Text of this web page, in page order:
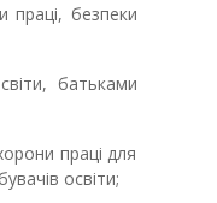
праці, безпеки
батьками
праці для
освіти;